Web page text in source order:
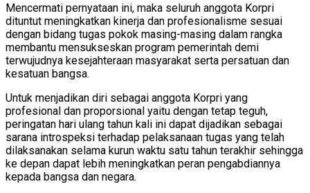
Mencermati pernyataan ini, maka seluruh anggota Korpri
dituntut meningkatkan kinerja dan profesionalisme sesuai
dengan bidang tugas pokok masing-masing dalam rangka
membantu mensukseskan program pemerintah demi
terwujudnya kesejahteraan masyarakat serta persatuan dan
kesatuan bangsa.
Untuk menjadikan diri sebagai anggota Korpri yang
profesional dan proporsional yaitu dengan tetap teguh,
peringatan hari ulang tahun kali ini dapat dijadikan sebagai
sarana introspeksi terhadap pelaksanaan tugas yang telah
dilaksanakan selama kurun waktu satu tahun terakhir sehingga
ke depan dapat lebih meningkatkan peran pengabdiannya
kepada bangsa dan negara.